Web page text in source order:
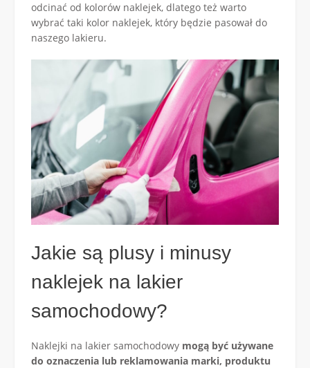
odcinać od kolorów naklejek, dlatego też warto
wybrać taki kolor naklejek, który będzie pasował do
naszego lakieru.
Jakie są plusy i minusy
naklejek na lakier
samochodowy?
Naklejki na lakier samochodowy mogą być używane
do oznaczenia lub reklamowania marki, produktu